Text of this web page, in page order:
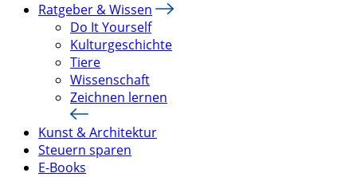
Ratgeber & Wissen
Do It Yourself
Kulturgeschichte
Tiere
Wissenschaft
Zeichnen lernen
Kunst & Architektur
Steuern sparen
E-Books